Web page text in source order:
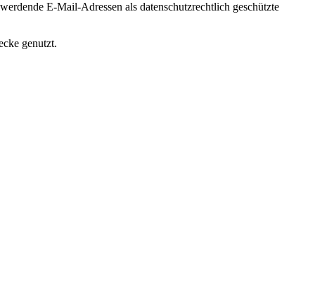
E-Mail-Adressen als datenschutzrechtlich geschützte
genutzt.